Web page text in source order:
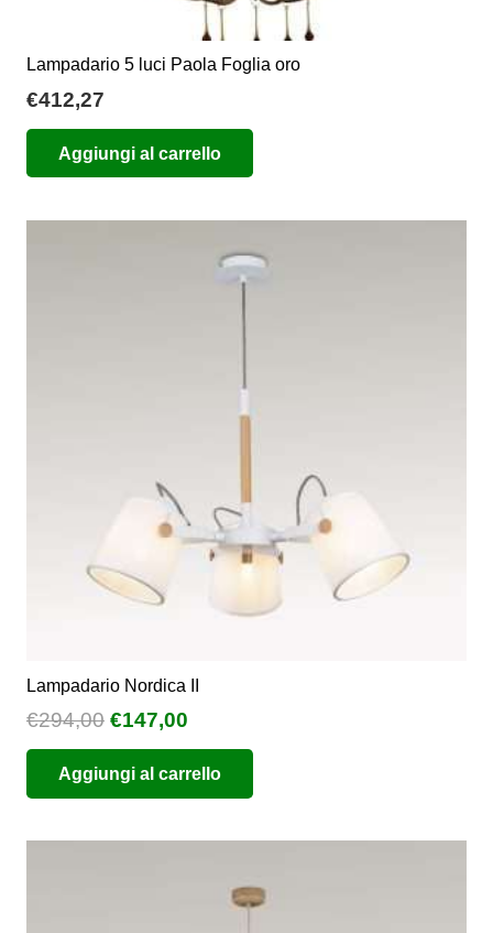
Lampadario 5 luci Paola Foglia oro
€412,27
Aggiungi al carrello
Lampadario Nordica II
€294,00 Il
prezzo
originale
era:
€147,00
prezzo
attuale
è:
Aggiungi al carrello